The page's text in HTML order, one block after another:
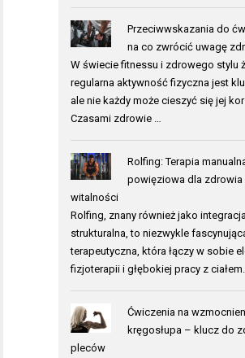
Przeciwwskazania do
na co zwrócić uwagę
W świecie fitnessu i zdrowego stylu
regularna aktywność fizyczna jest
ale nie każdy może cieszyć się jej
Czasami zdrowie …
Rolfing: Terapia
powięziowa dla zdrowia
witalności
Rolfing, znany również jako integracja
strukturalna, to niezwykle
terapeutyczna, która łączy w sobie
fizjoterapii i głębokiej pracy z ciałem.
Ćwiczenia na
kręgosłupa – klucz do
pleców